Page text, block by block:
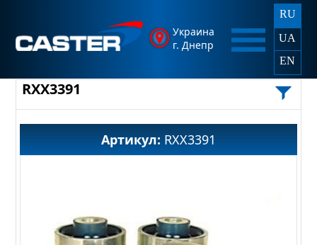
Украина
г. Днепр
RU
UA
EN
RXX3391
Артикул:RXX3391